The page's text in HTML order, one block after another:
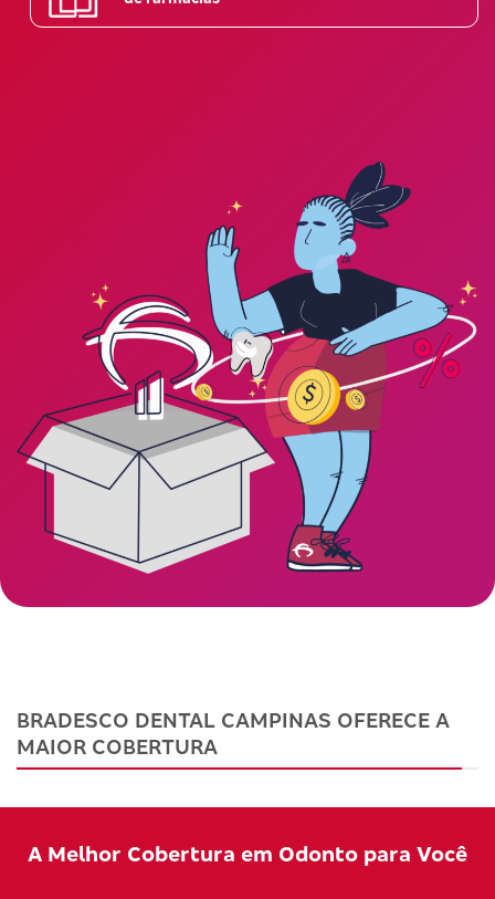
BRADESCO DENTAL CAMPINAS OFERECE A
MAIOR COBERTURA
A Melhor Cobertura em Odonto para Você